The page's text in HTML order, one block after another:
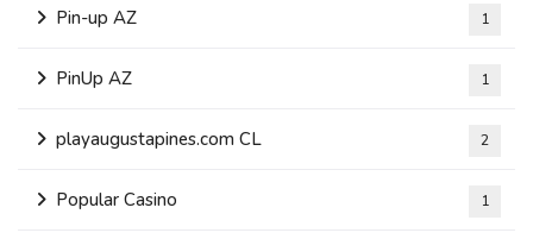
Pin-up AZ 1
PinUp AZ 1
playaugustapines.com CL 2
Popular Casino 1